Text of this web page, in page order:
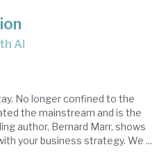
AI
No longer confined to the
the mainstream and is the
author, Bernard Marr, shows
your business strategy. We ...